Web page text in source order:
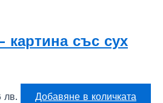
картина със сух
лв.
Добавяне в количката